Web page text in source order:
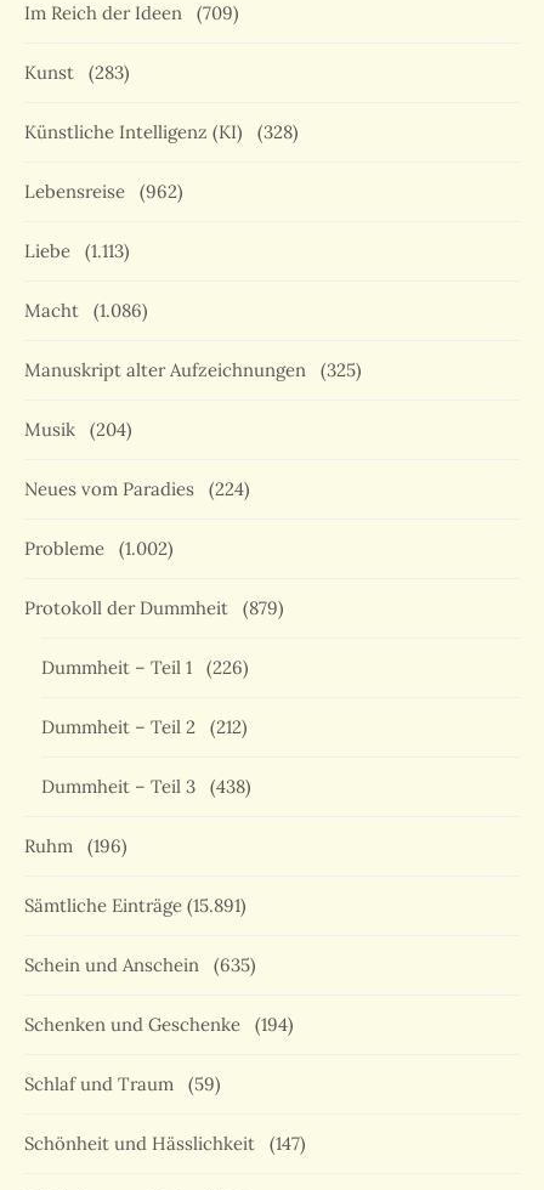
Im Reich der Ideen (709)
Kunst (283)
Künstliche Intelligenz (KI) (328)
Lebensreise (962)
Liebe (1.113)
Macht (1.086)
Manuskript alter Aufzeichnungen (325)
Musik (204)
Neues vom Paradies (224)
Probleme (1.002)
Protokoll der Dummheit (879)
Dummheit – Teil 1 (226)
Dummheit – Teil 2 (212)
Dummheit – Teil 3 (438)
Ruhm (196)
Sämtliche Einträge (15.891)
Schein und Anschein (635)
Schenken und Geschenke (194)
Schlaf und Traum (59)
Schönheit und Hässlichkeit (147)